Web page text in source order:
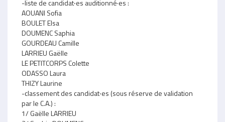
-liste de candidat‧es auditionné·es :
AOUANI Sofia
BOULET Elsa
DOUMENC Saphia
GOURDEAU Camille
LARRIEU Gaëlle
LE PETITCORPS Colette
ODASSO Laura
THIZY Laurine
-classement des candidat‧es (sous réserve de validation
par le C.A.) :
1/ Gaëlle LARRIEU